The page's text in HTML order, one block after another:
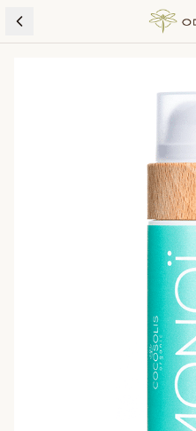
Skip to content